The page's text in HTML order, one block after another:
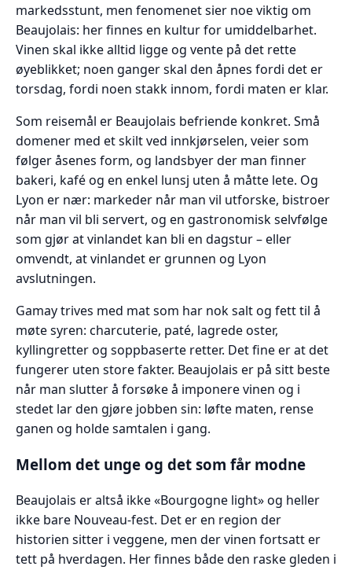
markedsstunt, men fenomenet sier noe viktig om
Beaujolais: her finnes en kultur for umiddelbarhet.
Vinen skal ikke alltid ligge og vente på det rette
øyeblikket; noen ganger skal den åpnes fordi det er
torsdag, fordi noen stakk innom, fordi maten er klar.
Som reisemål er Beaujolais befriende konkret. Små
domener med et skilt ved innkjørselen, veier som
følger åsenes form, og landsbyer der man finner
bakeri, kafé og en enkel lunsj uten å måtte lete. Og
Lyon er nær: markeder når man vil utforske, bistroer
når man vil bli servert, og en gastronomisk selvfølge
som gjør at vinlandet kan bli en dagstur – eller
omvendt, at vinlandet er grunnen og Lyon
avslutningen.
Gamay trives med mat som har nok salt og fett til å
møte syren: charcuterie, paté, lagrede oster,
kyllingretter og soppbaserte retter. Det fine er at det
fungerer uten store fakter. Beaujolais er på sitt beste
når man slutter å forsøke å imponere vinen og i
stedet lar den gjøre jobben sin: løfte maten, rense
ganen og holde samtalen i gang.
Mellom det unge og det som får modne
Beaujolais er altså ikke «Bourgogne light» og heller
ikke bare Nouveau-fest. Det er en region der
historien sitter i veggene, men der vinen fortsatt er
tett på hverdagen. Her finnes både den raske gleden i